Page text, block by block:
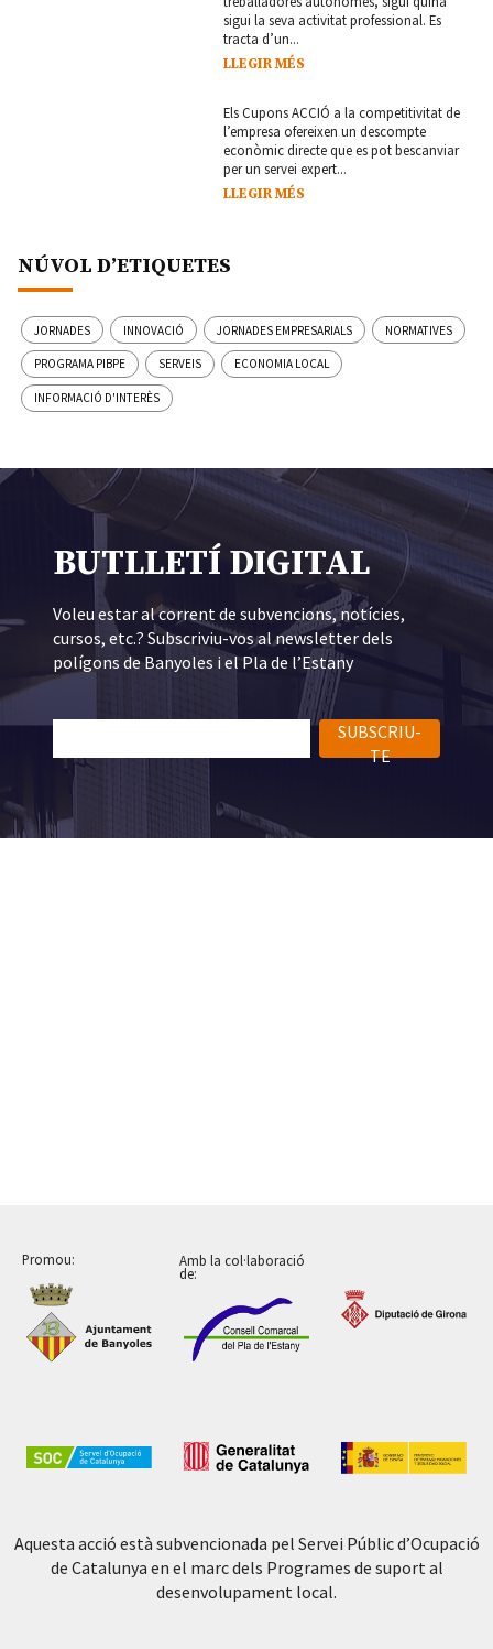
sigui la seva activitat professional. Es
tracta d’un...
LLEGIR MÉS
Els Cupons ACCIÓ a la competitivitat de
l’empresa ofereixen un descompte
econòmic directe que es pot bescanviar
per un servei expert...
LLEGIR MÉS
NÚVOL D’ETIQUETES
JORNADES INNOVACIÓ JORNADES EMPRESARIALS NORMATIVES
PROGRAMA PIBPE SERVEIS ECONOMIA LOCAL
INFORMACIÓ D'INTERÈS
BUTLLETÍ DIGITAL
Voleu estar al corrent de subvencions, notícies,
cursos, etc.? Subscriviu-vos al newsletter dels
polígons de Banyoles i el Pla de l’Estany
SUBSCRIU-
TE
Promou: Amb la col·laboració
de:
Aquesta acció està subvencionada pel Servei Públic d’Ocupació
de Catalunya en el marc dels Programes de suport al
desenvolupament local.